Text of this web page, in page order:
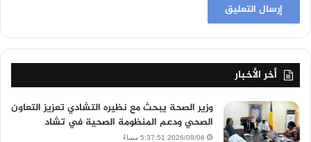
أخر الأخبار
وزير الصحة يبحث مع نظيره التشادي تعزيز التعاون
الصحي ودعم المنظومة الصحية في تشاد
2026/08/06 5:37:51 مساءً